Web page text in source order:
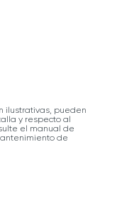
ilustrativas, pueden
y respecto al
el manual de
de